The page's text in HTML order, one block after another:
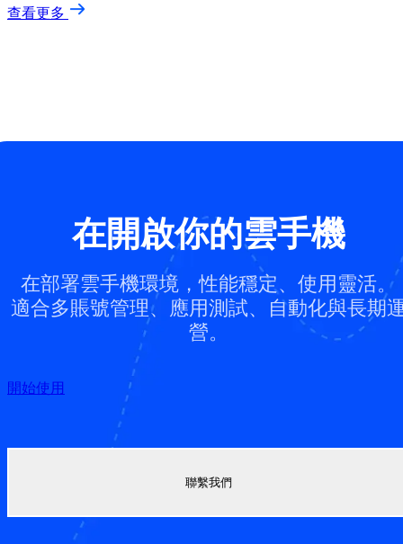
查看更多
在開啟你的雲手機
在部署雲手機環境，性能穩定、使用靈活。
適合多賬號管理、應用測試、自動化與長期
營。
開始使用
聯繫我們